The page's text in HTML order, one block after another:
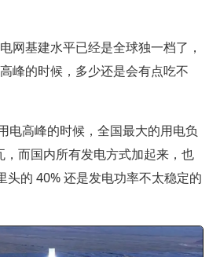
网基建水平已经是全球独一档了，
峰的时候，多少还是会有点吃不
电高峰的时候，全国最大的用电负
，而国内所有发电方式加起来，也
头的 40% 还是发电功率不太稳定的